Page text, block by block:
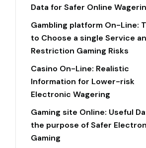
Data for Safer Online
Gambling platform On-Line:
to Choose a single Service
Restriction Gaming Risks
Casino On-Line: Realistic
Information for Lower-risk
Electronic Wagering
Gaming site Online: Useful
the purpose of Safer
Gaming